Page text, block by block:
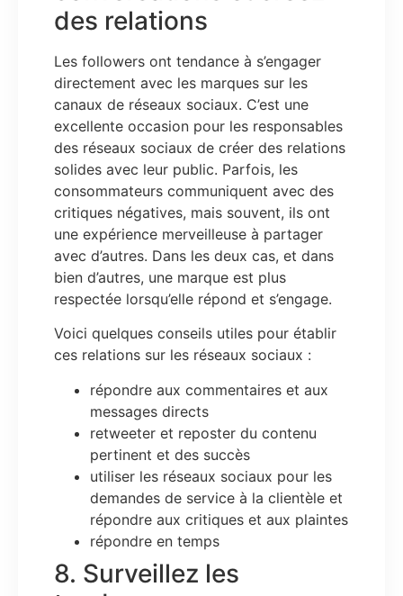
des relations
Les followers ont tendance à s’engager
directement avec les marques sur les
canaux de réseaux sociaux. C’est une
excellente occasion pour les responsables
des réseaux sociaux de créer des relations
solides avec leur public. Parfois, les
consommateurs communiquent avec des
critiques négatives, mais souvent, ils ont
une expérience merveilleuse à partager
avec d’autres. Dans les deux cas, et dans
bien d’autres, une marque est plus
respectée lorsqu’elle répond et s’engage.
Voici quelques conseils utiles pour établir
ces relations sur les réseaux sociaux :
répondre aux commentaires et aux
messages directs
retweeter et reposter du contenu
pertinent et des succès
utiliser les réseaux sociaux pour les
demandes de service à la clientèle et
répondre aux critiques et aux plaintes
répondre en temps
8. Surveillez les